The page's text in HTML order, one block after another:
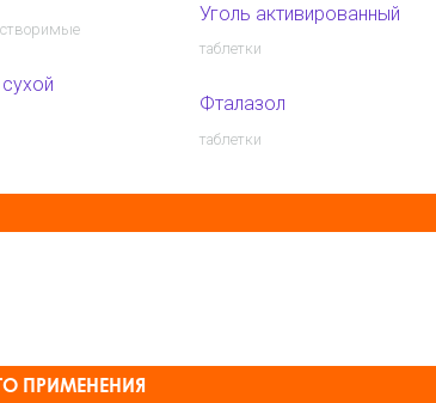
Уголь активированный
таблетки
Фталазол
таблетки
ПРИМЕНЕНИЯ